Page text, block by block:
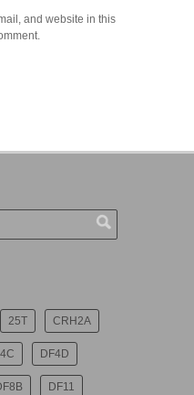
and website in this
25T CRH2A
DF4D
DF11